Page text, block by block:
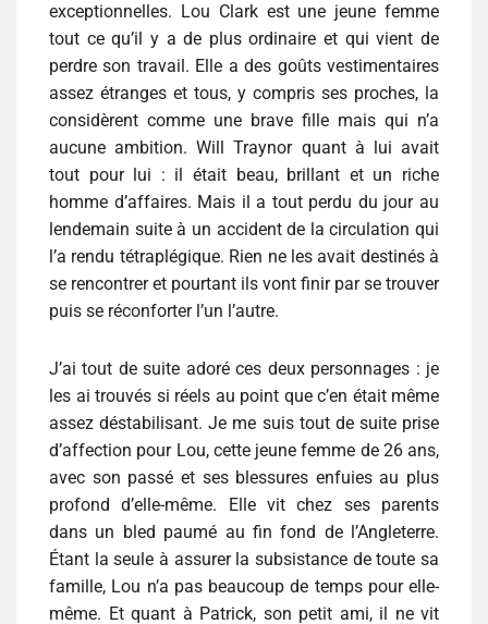
exceptionnelles. Lou Clark est une jeune femme
tout ce qu’il y a de plus ordinaire et qui vient de
perdre son travail. Elle a des goûts vestimentaires
assez étranges et tous, y compris ses proches, la
considèrent comme une brave fille mais qui n’a
aucune ambition. Will Traynor quant à lui avait
tout pour lui : il était beau, brillant et un riche
homme d’affaires. Mais il a tout perdu du jour au
lendemain suite à un accident de la circulation qui
l’a rendu tétraplégique. Rien ne les avait destinés à
se rencontrer et pourtant ils vont finir par se trouver
puis se réconforter l’un l’autre.
J’ai tout de suite adoré ces deux personnages : je
les ai trouvés si réels au point que c’en était même
assez déstabilisant. Je me suis tout de suite prise
d’affection pour Lou, cette jeune femme de 26 ans,
avec son passé et ses blessures enfuies au plus
profond d’elle-même. Elle vit chez ses parents
dans un bled paumé au fin fond de l’Angleterre.
Étant la seule à assurer la subsistance de toute sa
famille, Lou n’a pas beaucoup de temps pour elle-
même. Et quant à Patrick, son petit ami, il ne vit